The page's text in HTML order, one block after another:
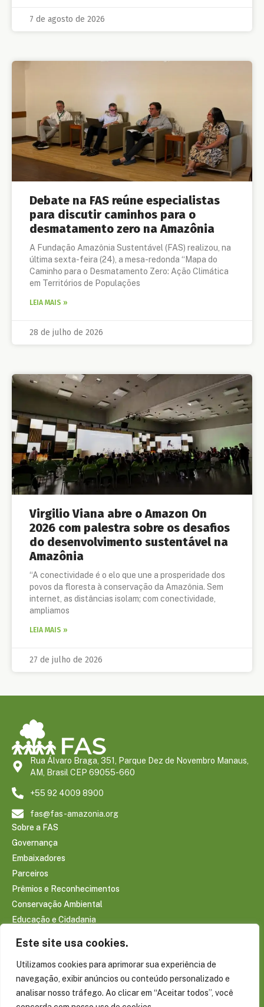
Este site usa cookies.
Utilizamos cookies para aprimorar sua experiência de
navegação, exibir anúncios ou conteúdo personalizado e
analisar nosso tráfego. Ao clicar em “Aceitar todos”, você
7 de agosto de 2026
Debate na FAS reúne especialistas
para discutir caminhos para o
desmatamento zero na Amazônia
A Fundação Amazônia Sustentável (FAS) realizou, na
última sexta-feira (24), a mesa-redonda “Mapa do
Caminho para o Desmatamento Zero: Ação Climática
em Territórios de Populações
LEIA MAIS »
28 de julho de 2026
Virgilio Viana abre o Amazon On
2026 com palestra sobre os desafios
do desenvolvimento sustentável na
Amazônia
“A conectividade é o elo que une a prosperidade dos
povos da floresta à conservação da Amazônia. Sem
internet, as distâncias isolam; com conectividade,
ampliamos
LEIA MAIS »
27 de julho de 2026
Rua Álvaro Braga, 351, Parque Dez de Novembro Manaus,
AM, Brasil CEP 69055-660
+55 92 4009 8900
fas@fas-amazonia.org
Sobre a FAS
Governança
Embaixadores
Parceiros
Prêmios e Reconhecimentos
Conservação Ambiental
Educação e Cidadania
Sociobioeconomia Amazônica
CONTEÚDOS
Notícias